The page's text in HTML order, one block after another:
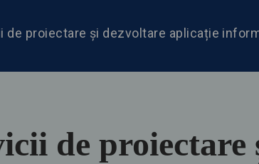
de proiectare și dezvoltare aplicație
de proiectare